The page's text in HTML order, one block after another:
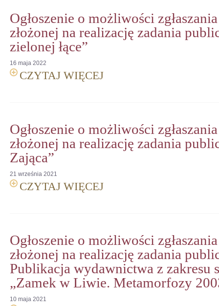
Ogłoszenie o możliwości
złożonej na realizację zadania
zielonej łące”
16 maja 2022
CZYTAJ WIĘCEJ
Ogłoszenie o możliwości
złożonej na realizację zadania
Zająca”
21 września 2021
CZYTAJ WIĘCEJ
Ogłoszenie o możliwości
złożonej na realizację zadania
Publikacja wydawnictwa z zakresu
„Zamek w Liwie. Metamorfozy
10 maja 2021